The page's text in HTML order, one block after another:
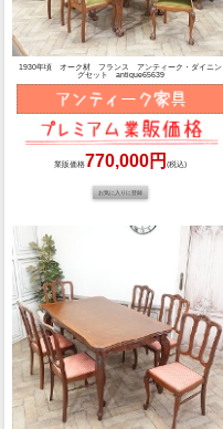
1930年頃 オーク材 フランス アンティーク・ダイニン
グセット antique65639
業販価格770,000円(税込)